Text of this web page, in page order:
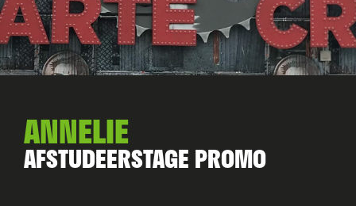
ANNELIE
AFSTUDEERSTAGE PROMO